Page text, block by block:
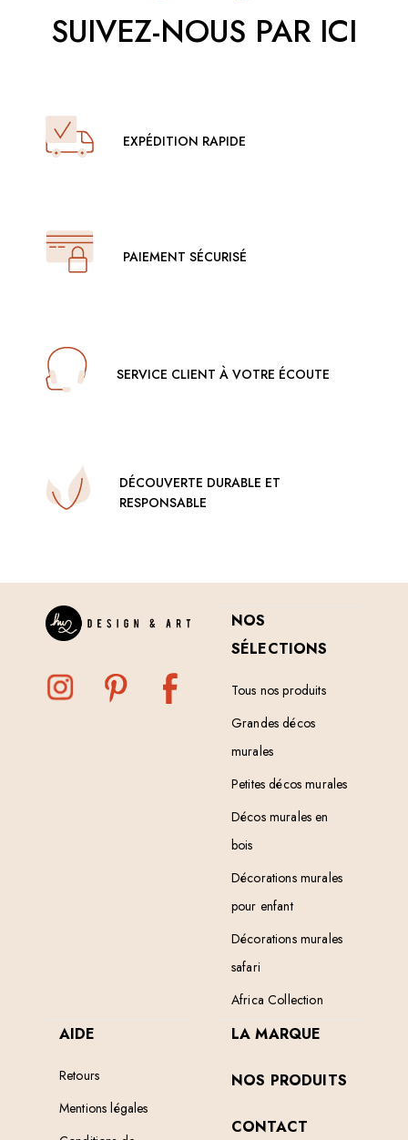
SUIVEZ-NOUS PAR ICI
EXPÉDITION RAPIDE
PAIEMENT SÉCURISÉ
SERVICE CLIENT À VOTRE ÉCOUTE
DÉCOUVERTE DURABLE ET
RESPONSABLE
NOS
SÉLECTIONS
Tous nos produits
Grandes décos
murales
Petites décos murales
Décos murales en
bois
Décorations murales
pour enfant
Décorations murales
safari
Africa Collection
AIDE
Retours
Mentions légales
LA MARQUE
NOS PRODUITS
CONTACT